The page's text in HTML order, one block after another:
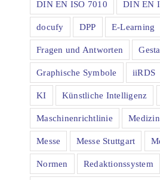
DIN EN ISO 7010 DIN EN
docufy DPP E-Learning
Fragen und Antworten
Graphische Symbole iiRDS
KI Künstliche Intelligenz
Maschinenrichtlinie
Messe Messe Stuttgart
Normen Redaktionssystem